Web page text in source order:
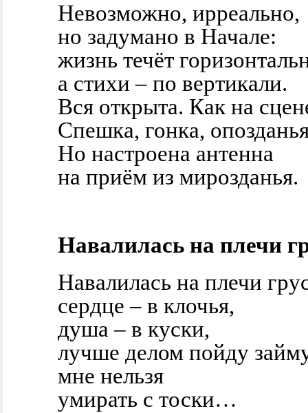
Невозможно, ирреально,
но задумано в Начале:
жизнь течёт
а стихи – по вертикали.
Вся открыта. Как на
Спешка, гонка,
Но настроена антенна
на приём из мирозданья.
Навалилась на плечи
Навалилась на плечи
сердце – в клочья,
душа – в куски,
лучше делом пойду
мне нельзя
умирать с тоски…